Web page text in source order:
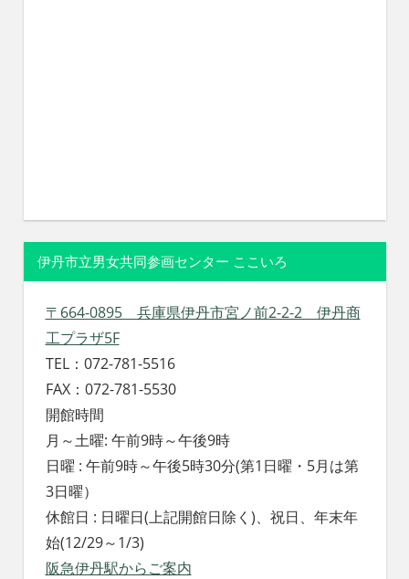
伊丹市立男女共同参画センター ここいろ
〒664-0895 兵庫県伊丹市宮ノ前2-2-2 伊丹商
工プラザ5F
TEL：072-781-5516
FAX：072-781-5530
開館時間
月～土曜: 午前9時～午後9時
日曜 : 午前9時～午後5時30分(第1日曜・5月は第
3日曜）
休館日 : 日曜日(上記開館日除く)、祝日、年末年
始(12/29～1/3)
阪急伊丹駅からご案内